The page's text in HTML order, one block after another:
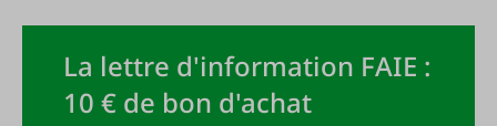
La lettre d'information FAIE :
10 € de bon d'achat